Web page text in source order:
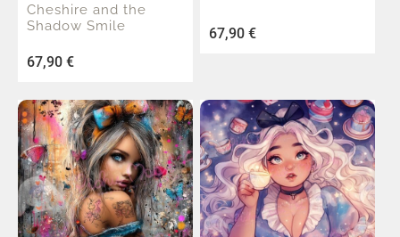
Cheshire and the
Shadow Smile
67,90 €
67,90 €